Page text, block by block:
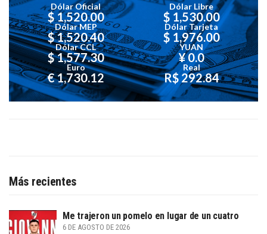
Dólar Oficial
$ 1,520.00
Dólar Libre
$ 1,530.00
Dólar MEP
$ 1,520.40
Dólar Tarjeta
$ 1,976.00
Dólar CCL
$ 1,577.30
YUAN
¥ 0.0
Euro
€ 1,730.12
Real
R$ 292.84
Más recientes
Me trajeron un pomelo en lugar de un cuatro
6 DE AGOSTO DE 2026